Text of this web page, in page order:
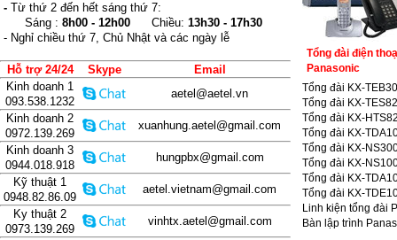
- Từ thứ 2 đến hết sáng thứ 7:
Sáng : 8h00 - 12h00 Chiều: 13h30 - 17h30
- Nghỉ chiều thứ 7, Chủ Nhật và các ngày lễ
Hỗ trợ 24/24 Skype
Email
Kinh doanh 1
093.538.1232
aetel@aetel.vn
Kinh doanh 2
0972.139.269
xuanhung.aetel@gmail.com
Kinh doanh 3
0944.018.918
hungpbx@gmail.com
Kỹ thuật 1
0948.82.86.09
aetel.vietnam@gmail.com
Ky thuật 2
0973.139.269
vinhtx.aetel@gmail.com
Tổng đài điện
Panasonic
Tổng đài KX-
Tổng đài KX-
Tổng đài KX-
Tổng đài KX-
Tổng đài KX-
Tổng đài KX-
Tổng đài KX-
Tổng đài KX-
Linh kiện tổng đài
Bàn lập trình